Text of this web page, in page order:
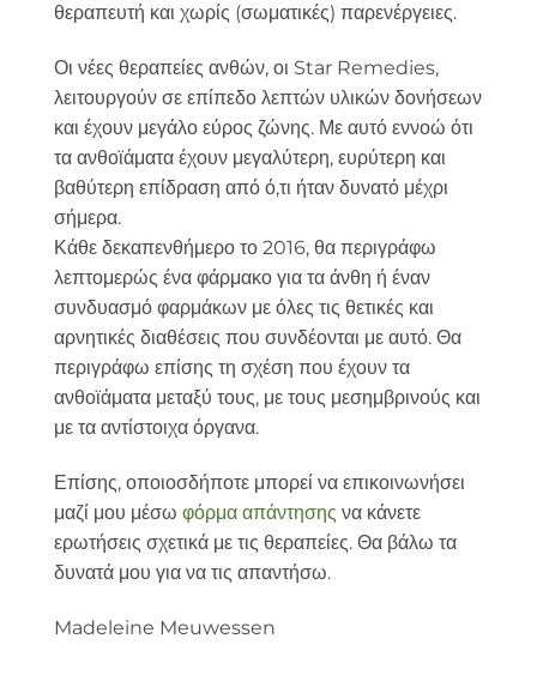
θεραπευτή και χωρίς (σωματικές) παρενέργειες.
Οι νέες θεραπείες ανθών, οι Star Remedies,
λειτουργούν σε επίπεδο λεπτών υλικών δονήσεων
και έχουν μεγάλο εύρος ζώνης. Με αυτό εννοώ ότι
τα ανθοϊάματα έχουν μεγαλύτερη, ευρύτερη και
βαθύτερη επίδραση από ό,τι ήταν δυνατό μέχρι
σήμερα.
Κάθε δεκαπενθήμερο το 2016, θα περιγράφω
λεπτομερώς ένα φάρμακο για τα άνθη ή έναν
συνδυασμό φαρμάκων με όλες τις θετικές και
αρνητικές διαθέσεις που συνδέονται με αυτό. Θα
περιγράφω επίσης τη σχέση που έχουν τα
ανθοϊάματα μεταξύ τους, με τους μεσημβρινούς και
με τα αντίστοιχα όργανα.
Επίσης, οποιοσδήποτε μπορεί να επικοινωνήσει
μαζί μου μέσω φόρμα απάντησης να κάνετε
ερωτήσεις σχετικά με τις θεραπείες. Θα βάλω τα
δυνατά μου για να τις απαντήσω.
Madeleine Meuwessen